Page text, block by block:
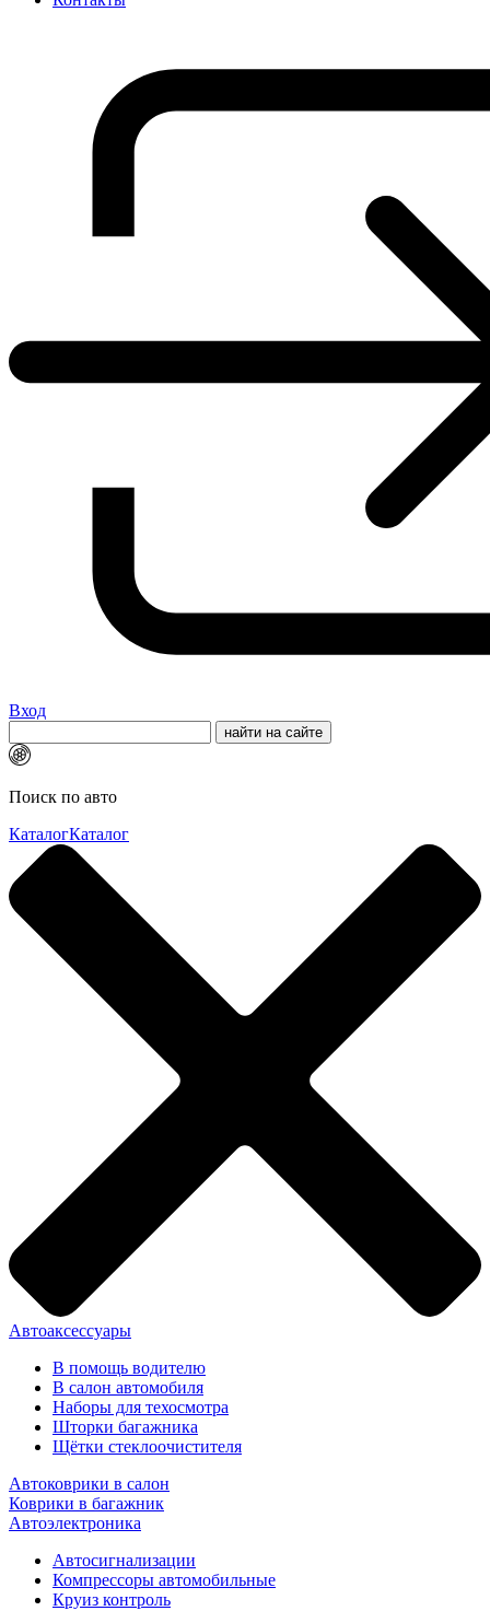
Вход
Поиск по авто
КаталогКаталог
Автоаксессуары
В помощь водителю
В салон автомобиля
Наборы для техосмотра
Шторки багажника
Щётки стеклоочистителя
Автоковрики в салон
Коврики в багажник
Автоэлектроника
Автосигнализации
Компрессоры автомобильные
Круиз контроль